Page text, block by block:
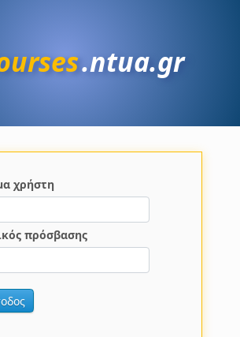
.ntua.gr
χρήστη
πρόσβασης